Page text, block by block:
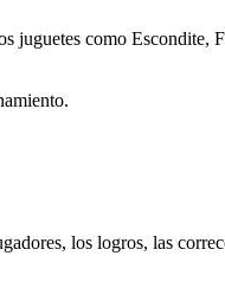
juguetes como Escondite,
los logros, las